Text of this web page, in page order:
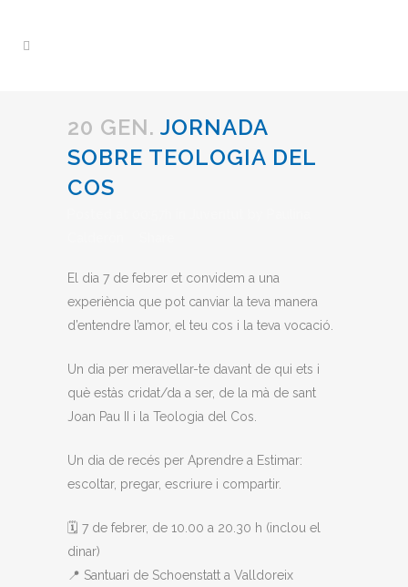
20 GEN. JORNADA
SOBRE TEOLOGIA DEL
COS
El dia 7 de febrer et convidem a una
experiència que pot canviar la teva manera
d’entendre l’amor, el teu cos i la teva vocació.
Un dia per meravellar-te davant de qui ets i
què estàs cridat/da a ser, de la mà de sant
Joan Pau II i la Teologia del Cos.
Un dia de recés per Aprendre a Estimar:
escoltar, pregar, escriure i compartir.
🗓️ 7 de febrer, de 10.00 a 20.30 h (inclou el
dinar)
📍 Santuari de Schoenstatt a Valldoreix